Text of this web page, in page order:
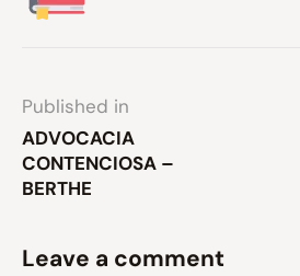
Published in
ADVOCACIA
CONTENCIOSA –
BERTHE
Leave a comment